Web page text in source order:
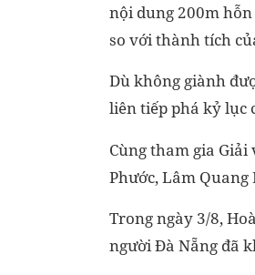
nội dung 200m
so với thành tích
Dù không giành
liên tiếp phá kỷ lục
Cùng tham gia
Phước, Lâm
Trong ngày 3/8,
người Đà Nẵng đã